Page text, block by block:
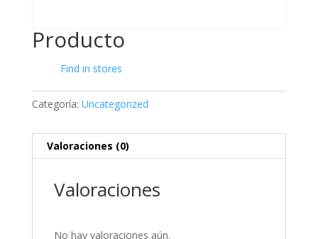
Producto
Find in stores
Categoría: Uncategorized
Valoraciones (0)
Valoraciones
No hay valoraciones aún.